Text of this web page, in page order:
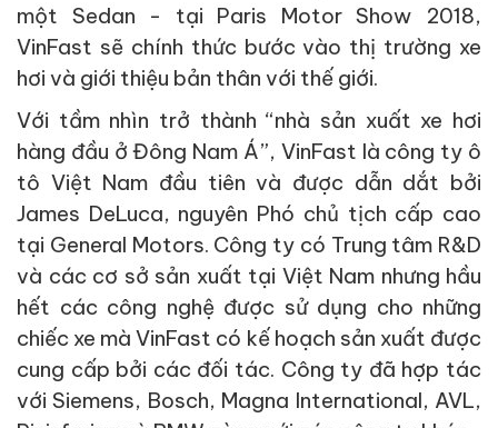
một Sedan - tại Paris Motor Show 2018,
VinFast sẽ chính thức bước vào thị trường xe
hơi và giới thiệu bản thân với thế giới.
Với tầm nhìn trở thành “nhà sản xuất xe hơi
hàng đầu ở Đông Nam Á”, VinFast là công ty ô
tô Việt Nam đầu tiên và được dẫn dắt bởi
James DeLuca, nguyên Phó chủ tịch cấp cao
tại General Motors. Công ty có Trung tâm R&D
và các cơ sở sản xuất tại Việt Nam nhưng hầu
hết các công nghệ được sử dụng cho những
chiếc xe mà VinFast có kế hoạch sản xuất được
cung cấp bởi các đối tác. Công ty đã hợp tác
với Siemens, Bosch, Magna International, AVL,